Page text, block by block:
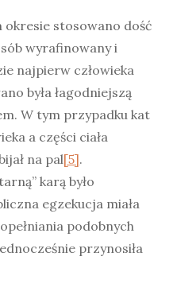
stosowano dość
wyrafinowany i
najpierw człowieka
była łagodniejszą
W tym przypadku kat
a części ciała
na pal[5].
karą było
egzekucja miała
podobnych
przynosiła